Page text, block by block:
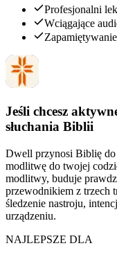
Profesjonalni
Wciągające
Jeśli chcesz
słuchania Biblii
Dwell przynosi Biblię do
modlitwę do twojej
modlitwy, buduje
przewodnikiem z trzech
śledzenie nastroju,
urządzeniu.
NAJLEPSZE DLA